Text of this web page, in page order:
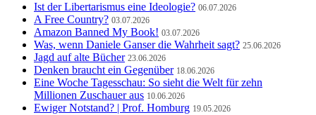
Ist der Libertarismus eine Ideologie? 06.07.2026
A Free Country? 03.07.2026
Amazon Banned My Book! 03.07.2026
Was, wenn Daniele Ganser die Wahrheit sagt? 25.06.2026
Jagd auf alte Bücher 23.06.2026
Denken braucht ein Gegenüber 18.06.2026
Eine Woche Tagesschau: So sieht die Welt für zehn
Millionen Zuschauer aus 10.06.2026
Ewiger Notstand? | Prof. Homburg 19.05.2026